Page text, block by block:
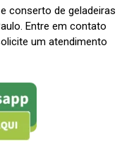
conserto de geladeiras
Entre em contato
um atendimento